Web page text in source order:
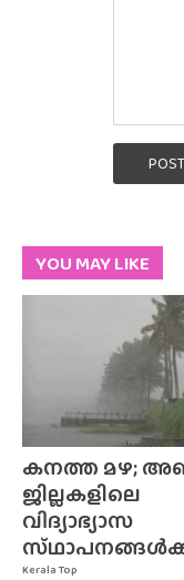
YOU MAY LIKE
Kerala Top
കനത്ത മഴ;
ജില്ലകളിലെ
വിദ്യാഭ്യാസ